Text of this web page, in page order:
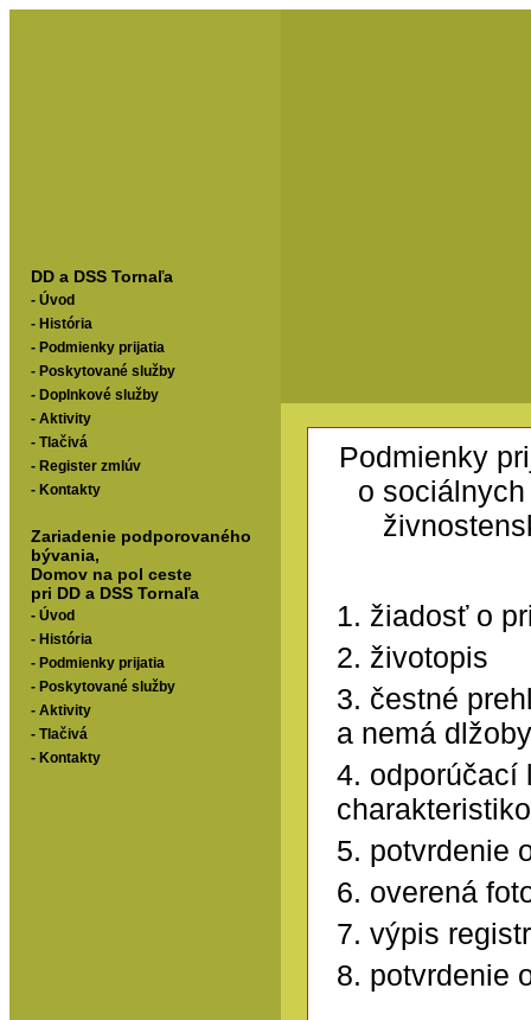
DD a DSS Tornaľa
- Úvod
- História
- Podmienky prijatia
- Poskytované služby
- Doplnkové služby
- Aktivity
- Tlačivá
- Register zmlúv
- Kontakty
Zariadenie podporovaného
bývania,
Domov na pol ceste
pri DD a DSS Tornaľa
- Úvod
- História
- Podmienky prijatia
- Poskytované služby
- Aktivity
- Tlačivá
- Kontakty
Podmienky
o
1. žiadosť o
2. životopis
3. čestné
a nemá dlžoby
4. odporúčací
5. potvrdenie
6. overená
7. výpis
8. potvrdenie